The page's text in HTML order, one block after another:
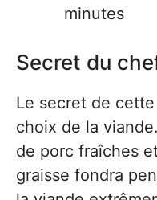
minutes
Secret du
Le secret de
choix de la
de porc fraîches
graisse fondra